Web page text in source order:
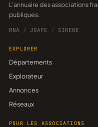
L'annuaire des associations françaises, construit sur les données
publiques.
RNA / JOAFE / SIRENE
EXPLORER
Départements
Explorateur
Annonces
Réseaux
POUR LES ASSOCIATIONS